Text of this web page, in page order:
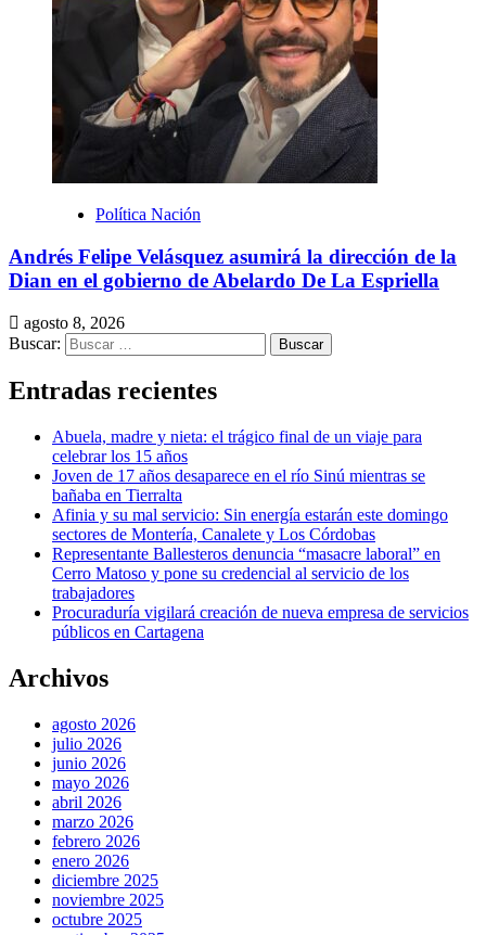
Política Nación
Andrés Felipe Velásquez asumirá la dirección de la
Dian en el gobierno de Abelardo De La Espriella
agosto 8, 2026
Buscar:
Entradas recientes
Abuela, madre y nieta: el trágico final de un viaje para
celebrar los 15 años
Joven de 17 años desaparece en el río Sinú mientras se
bañaba en Tierralta
Afinia y su mal servicio: Sin energía estarán este domingo
sectores de Montería, Canalete y Los Córdobas
Representante Ballesteros denuncia “masacre laboral” en
Cerro Matoso y pone su credencial al servicio de los
trabajadores
Procuraduría vigilará creación de nueva empresa de servicios
públicos en Cartagena
Archivos
agosto 2026
julio 2026
junio 2026
mayo 2026
abril 2026
marzo 2026
febrero 2026
enero 2026
diciembre 2025
noviembre 2025
octubre 2025